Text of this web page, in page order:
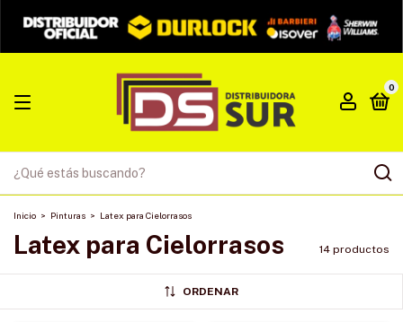
0
Inicio > Pinturas > Latex para Cielorrasos
Latex para Cielorrasos 14 productos
ORDENAR